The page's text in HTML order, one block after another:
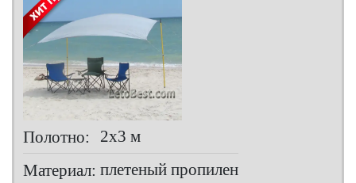
Полотно:
2х3 м
Материал: плетеный пропилен